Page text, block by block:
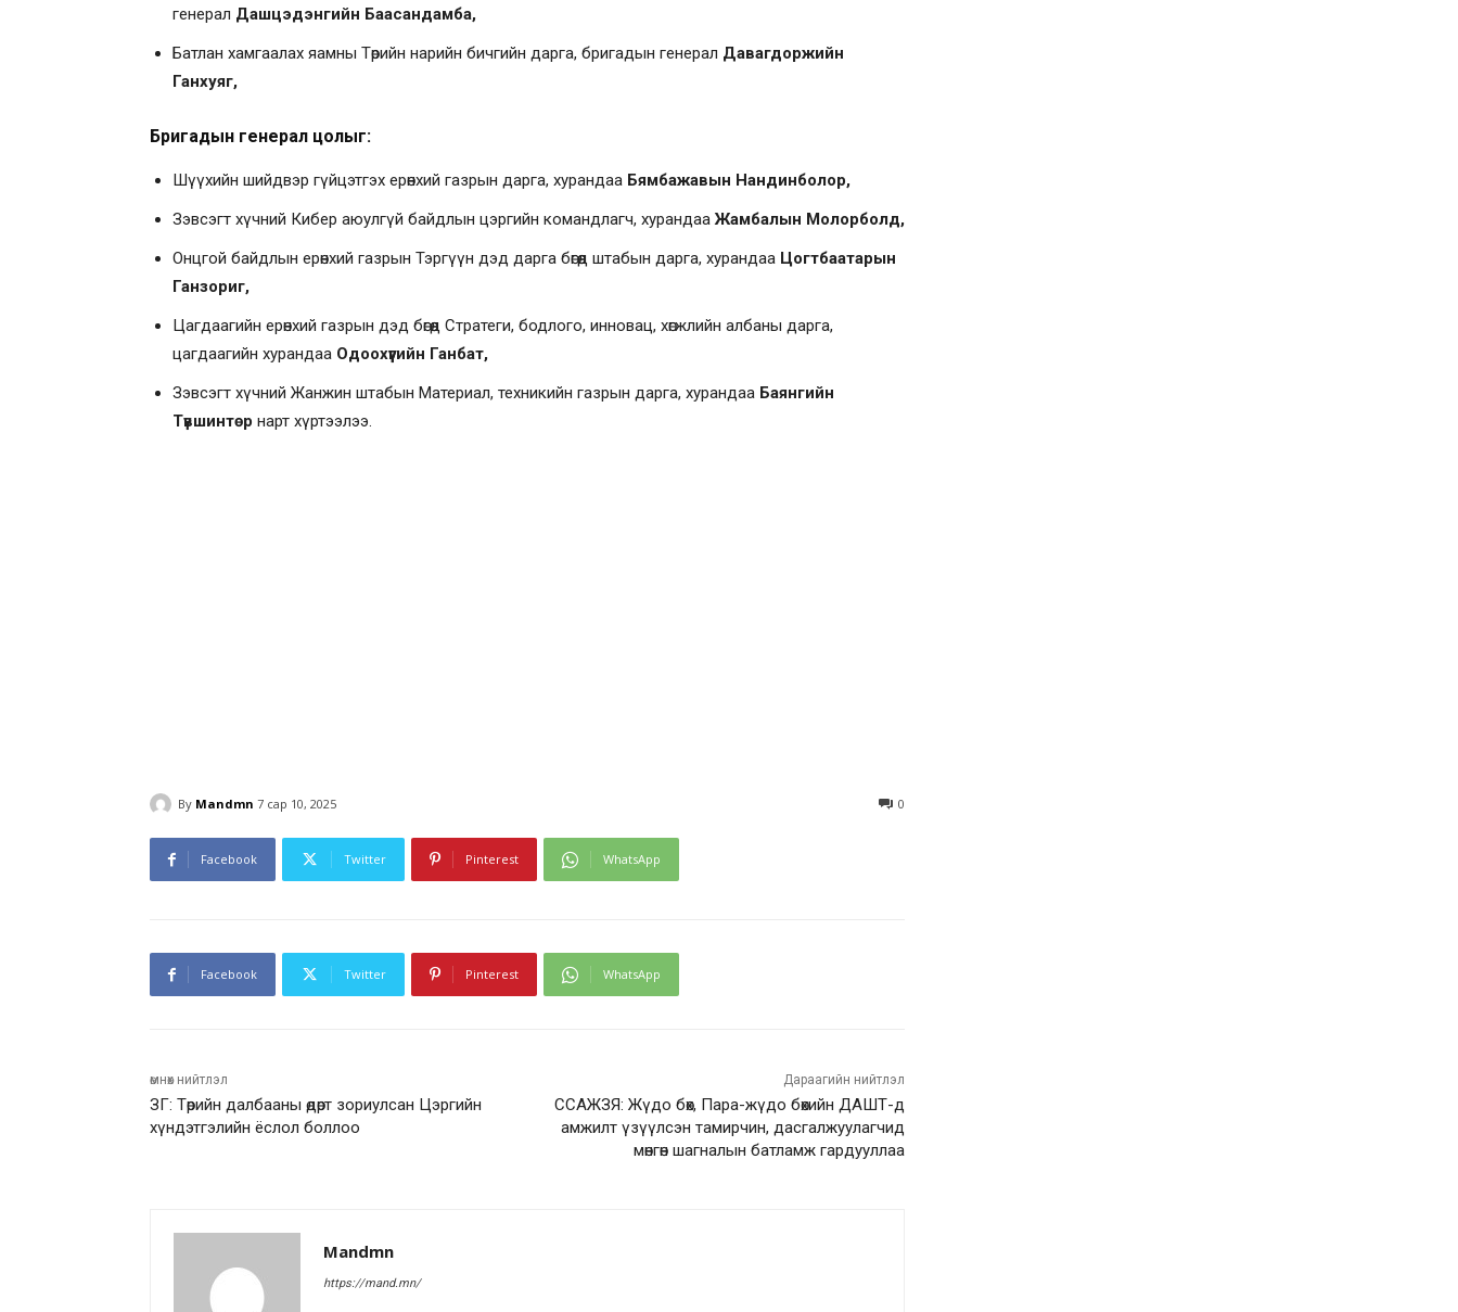
генерал Дашцэдэнгийн Баасандамба,
Батлан хамгаалах яамны Төрийн нарийн бичгийн дарга, бригадын генерал Давагдоржийн
Ганхуяг,
Бригадын генерал цолыг:
Шүүхийн шийдвэр гүйцэтгэх ерөнхий газрын дарга, хурандаа Бямбажавын Нандинболор,
Зэвсэгт хүчний Кибер аюулгүй байдлын цэргийн командлагч, хурандааЖамбалын Молорболд,
Онцгой байдлын ерөнхий газрын Тэргүүн дэд дарга бөгөөд штабын дарга, хурандаа Цогтбаатарын
Ганзориг,
Цагдаагийн ерөнхий газрын дэд бөгөөд Стратеги, бодлого, инновац, хөгжлийн албаны дарга,
цагдаагийн хурандаа Одоохүүгийн Ганбат,
Зэвсэгт хүчний Жанжин штабын Материал, техникийн газрын дарга, хурандаа Баянгийн
Түвшинтөр нарт хүртээлээ.
By Mandmn 7 сар 10, 2025 0
Facebook Twitter Pinterest WhatsApp
Facebook Twitter Pinterest WhatsApp
өмнөх нийтлэл
ЗГ: Төрийн далбааны өдөрт зориулсан Цэргийн
хүндэтгэлийн ёслол боллоо
Дараагийн нийтлэл
ССАЖЗЯ: Жүдо бөх, Пара-жүдо бөхийн ДАШТ-д
амжилт үзүүлсэн тамирчин, дасгалжуулагчид
мөнгөн шагналын батламж гардууллаа
Mandmn
https://mand.mn/